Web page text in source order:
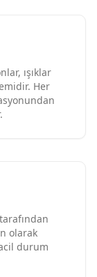
ışıklar
Her
olarak
durum